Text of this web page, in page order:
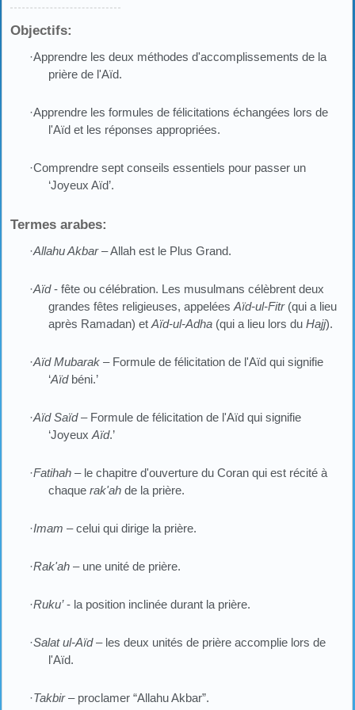
Objectifs:
·Apprendre les deux méthodes d'accomplissements de la
prière de l'Aïd.
·Apprendre les formules de félicitations échangées lors de
l'Aïd et les réponses appropriées.
·Comprendre sept conseils essentiels pour passer un
‘Joyeux Aïd’.
Termes arabes:
·Allahu Akbar– Allah est le Plus Grand.
·Aïd- fête ou célébration. Les musulmans célèbrent deux
grandes fêtes religieuses, appelées Aïd-ul-Fitr(qui a lieu
après Ramadan) et Aïd-ul-Adha (qui a lieu lors du Hajj).
·Aïd Mubarak – Formule de félicitation de l'Aïd qui signifie
‘Aïd béni.’
·Aïd Saïd – Formule de félicitation de l'Aïd qui signifie
‘Joyeux Aïd.’
·Fatihah – le chapitre d'ouverture du Coran qui est récité à
chaque rak'ah de la prière.
·Imam – celui qui dirige la prière.
·Rak'ah – une unité de prière.
·Ruku’- la position inclinée durant la prière.
·Salat ul-Aïd– les deux unités de prière accomplie lors de
l'Aïd.
·Takbir– proclamer “Allahu Akbar”.